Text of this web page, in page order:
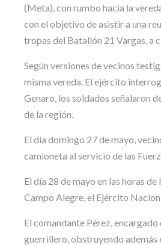
(Meta), con rumbo hacia la
con el objetivo de asistir a una
tropas del Batallón 21 Vargas, a
Según versiones de vecinos
misma vereda. El ejército
Genaro, los soldados señalaron
de la región.
El día domingo 27 de mayo,
camioneta al servicio de las
El día 28 de mayo en las horas
Campo Alegre, el Ejército
El comandante Pérez,
guerrillero, obstruyendo además